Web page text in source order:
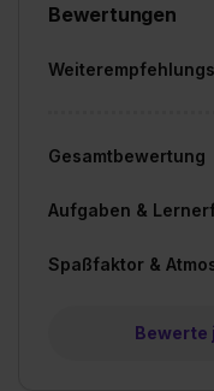
Bewertungen
Gesamtbewertung
Aufgaben &
Spaßfaktor &
Bewerte